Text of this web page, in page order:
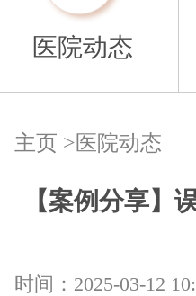
医院动态
主页 >医院动态
【案例分享】
时间：2025-03-12